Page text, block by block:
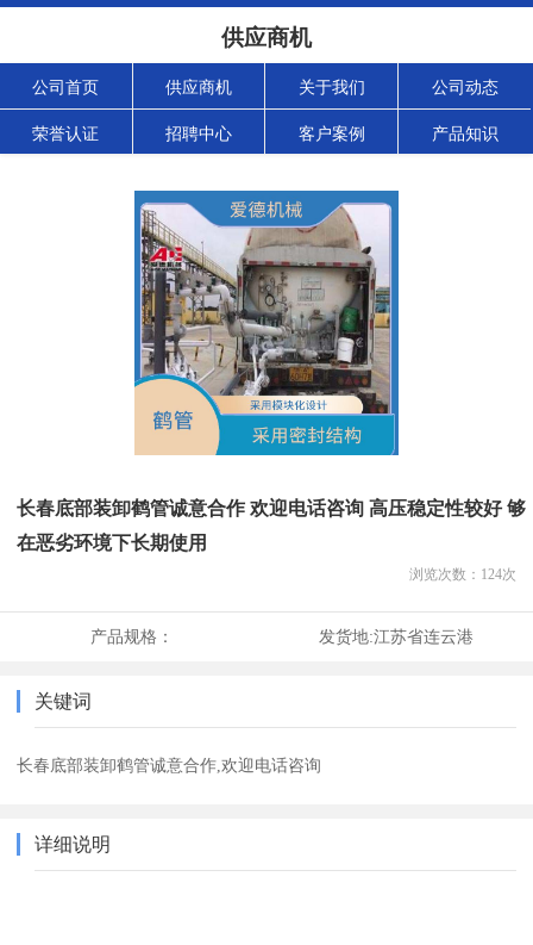
供应商机
公司首页 供应商机 关于我们 公司动态
荣誉认证 招聘中心 客户案例 产品知识
长春底部装卸鹤管诚意合作 欢迎电话咨询 高压稳定性较好 够
在恶劣环境下长期使用
浏览次数： 124次
产品规格： 发货地:江苏省连云港
关键词
长春底部装卸鹤管诚意合作,欢迎电话咨询
详细说明